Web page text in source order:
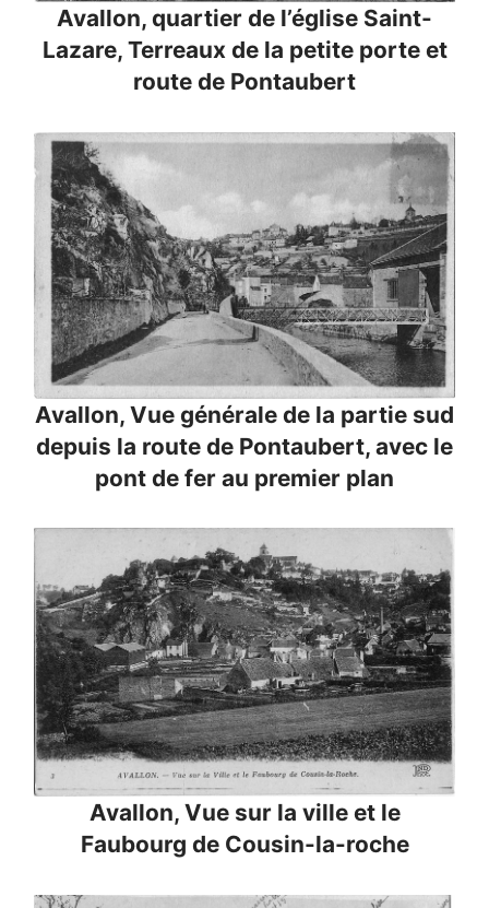
Avallon, quartier de l’église Saint-
Lazare, Terreaux de la petite porte et
route de Pontaubert
Avallon, Vue générale de la partie sud
depuis la route de Pontaubert, avec le
pont de fer au premier plan
Avallon, Vue sur la ville et le
Faubourg de Cousin-la-roche